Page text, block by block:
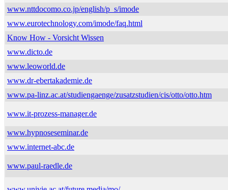
www.nttdocomo.co.jp/english/p_s/imode
www.eurotechnology.com/imode/faq.html
Know How - Vorsicht Wissen
www.dicto.de
www.leoworld.de
www.dr-ebertakademie.de
www.pa-linz.ac.at/studiengaenge/zusatzstudien/cis/otto/otto.htm
www.it-prozess-manager.de
www.hypnoseseminar.de
www.internet-abc.de
www.paul-raedle.de